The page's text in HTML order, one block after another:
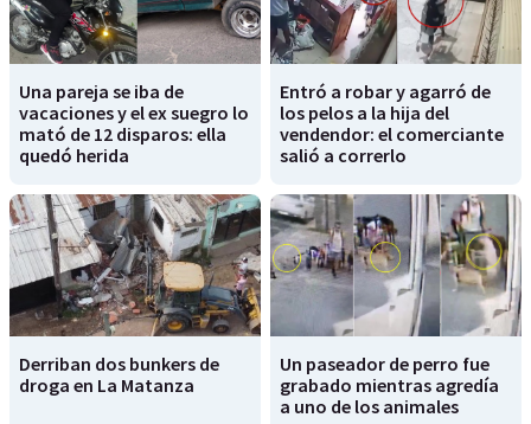
Una pareja se iba de
vacaciones y el ex suegro lo
mató de 12 disparos: ella
quedó herida
Entró a robar y agarró de
los pelos a la hija del
vendendor: el comerciante
salió a correrlo
Derriban dos bunkers de
droga en La Matanza
Un paseador de perro fue
grabado mientras agredía
a uno de los animales